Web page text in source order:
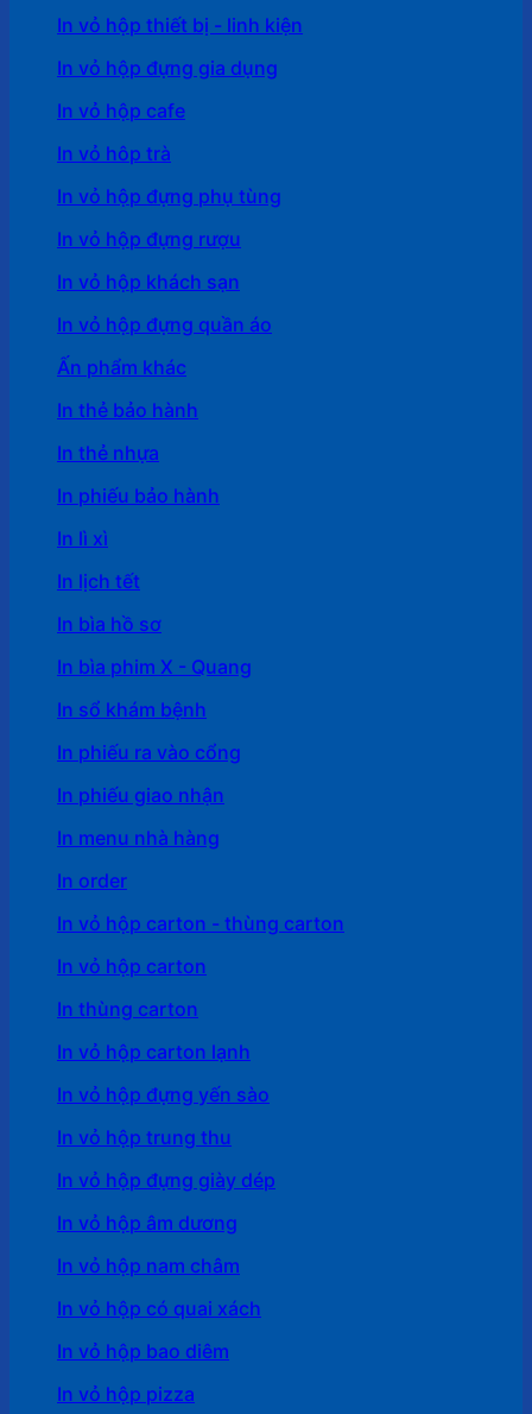
In vỏ hộp thiết bị - linh kiện
In vỏ hộp đựng gia dụng
In vỏ hộp cafe
In vỏ hôp trà
In vỏ hộp đựng phụ tùng
In vỏ hộp đựng rượu
In vỏ hộp khách sạn
In vỏ hộp đựng quần áo
Ấn phẩm khác
In thẻ bảo hành
In thẻ nhựa
In phiếu bảo hành
In lì xì
In lịch tết
In bìa hồ sơ
In bìa phim X - Quang
In sổ khám bệnh
In phiếu ra vào cổng
In phiếu giao nhận
In menu nhà hàng
In order
In vỏ hộp carton - thùng carton
In vỏ hộp carton
In thùng carton
In vỏ hộp carton lạnh
In vỏ hộp đựng yến sào
In vỏ hộp trung thu
In vỏ hộp đựng giày dép
In vỏ hộp âm dương
In vỏ hộp nam châm
In vỏ hộp có quai xách
In vỏ hộp bao diêm
In vỏ hộp pizza